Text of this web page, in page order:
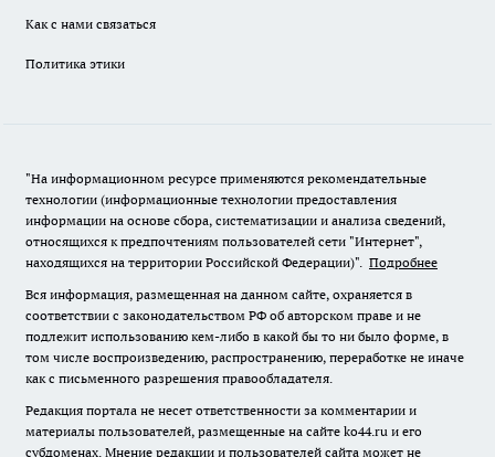
Как с нами связаться
Политика этики
"На информационном ресурсе применяются рекомендательные
технологии (информационные технологии предоставления
информации на основе сбора, систематизации и анализа сведений,
относящихся к предпочтениям пользователей сети "Интернет",
находящихся на территории Российской Федерации)". Подробнее
Вся информация, размещенная на данном сайте, охраняется в
соответствии с законодательством РФ об авторском праве и не
подлежит использованию кем-либо в какой бы то ни было форме, в
том числе воспроизведению, распространению, переработке не иначе
как с письменного разрешения правообладателя.
Редакция портала не несет ответственности за комментарии и
материалы пользователей, размещенные на сайте ko44.ru и его
субдоменах. Мнение редакции и пользователей сайта может не